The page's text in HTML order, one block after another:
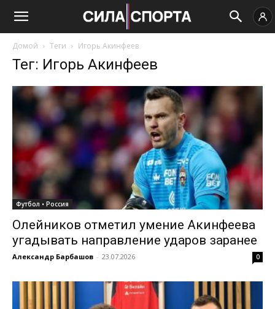
Домой Теги Игорь Акинфеев
Тег: Игорь Акинфеев
Футбол • Россия
Олейников отметил умение Акинфеева
угадывать направление ударов заранее
Александр Барбашов - 23.07.2026 0